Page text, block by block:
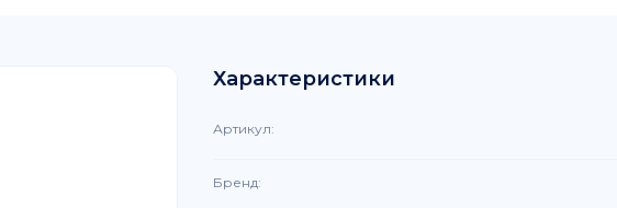
Характеристики
Артикул:
Бренд: